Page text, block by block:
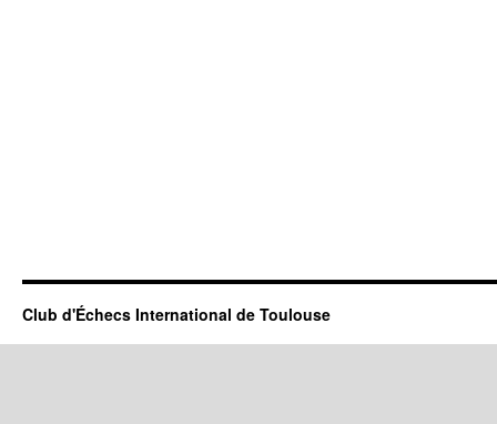
Club d'Échecs International de Toulouse